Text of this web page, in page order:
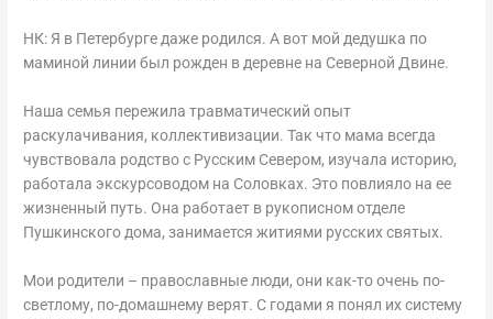
НК: Я в Петербурге даже родился. А вот мой дедушка по
маминой линии был рожден в деревне на Северной Двине.
Наша семья пережила травматический опыт
раскулачивания, коллективизации. Так что мама всегда
чувствовала родство с Русским Севером, изучала историю,
работала экскурсоводом на Соловках. Это повлияло на ее
жизненный путь. Она работает в рукописном отделе
Пушкинского дома, занимается житиями русских святых.
Мои родители – православные люди, они как-то очень по-
светлому, по-домашнему верят. С годами я понял их систему